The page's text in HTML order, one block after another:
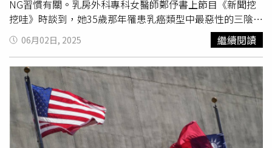
健康服務中心。
NG習慣有關。乳房外科專科女醫師鄭伃書上節目《新聞挖
挖哇》時談到，她35歲那年罹患乳癌類型中最惡性的三陰性
乳癌，期別為2期，而三陰性乳癌因其具備高復發率與高轉
移的特性，有高號發率和死亡率，治療起來相當棘手。慶幸
的事，鄭伃書在歷經手術、化療、放療等治療，抗癌成功。
鄭伃書回憶知曉自己罹癌時，覺得像是抽到下下籤，「我還
這麽年輕，怎麽可以這麽倒楣？」即便算出5年存活約
88%，旁人也說不低替她高興，但她只想到5年後還有12%
機會，自己可能消失在這個世界，當下心中萌生一個想法，
「我距離死亡，好像也沒有很遠」。節目主持人鄭弘儀提出
06月02日, 2025 繼續閱讀